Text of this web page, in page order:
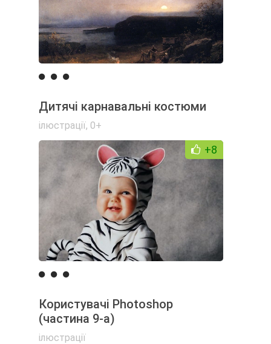
Дитячі карнавальні костюми
ілюстрації, 0+
+8
Користувачі Photoshop
(частина 9-а)
ілюстрації